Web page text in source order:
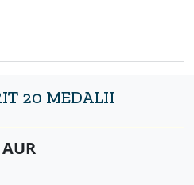
20 MEDALII